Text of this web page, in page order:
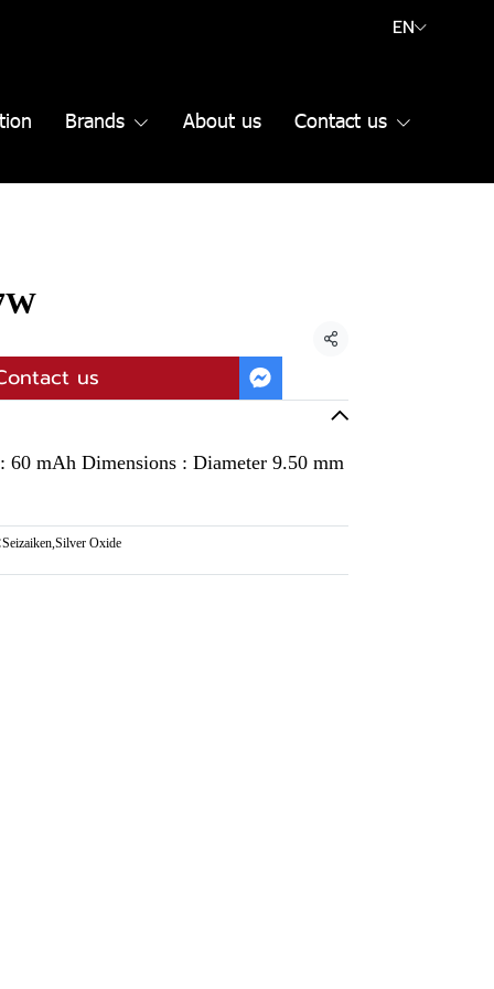
EN
Brands About us Contact us
Share
us
60 mAh Dimensions : Diameter 9.50 mm
Seizaiken,Silver Oxide